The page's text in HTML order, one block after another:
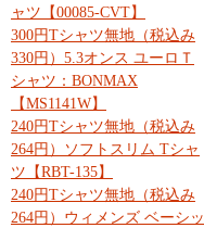
ャツ【00085-CVT】
300円Tシャツ無地（税込み
330円）5.3オンス ユーロＴ
シャツ：BONMAX
【MS1141W】
240円Tシャツ無地（税込み
264円）ソフトスリム Tシャ
ツ【RBT-135】
240円Tシャツ無地（税込み
264円）ウィメンズ ベーシッ